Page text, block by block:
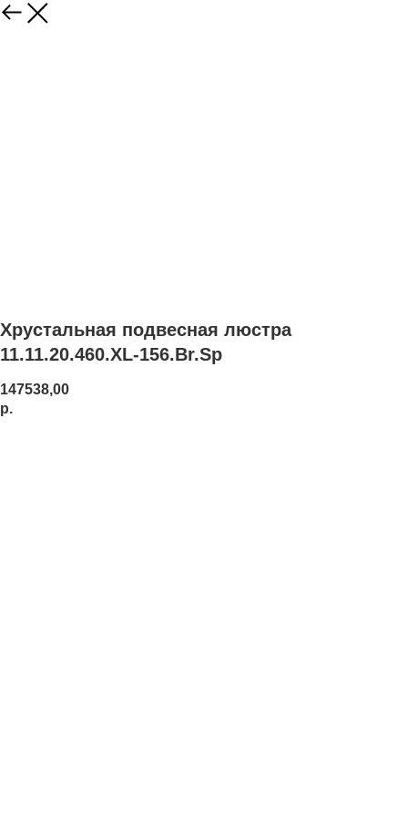
Хрустальная подвесная люстра
11.11.20.460.XL-156.Br.Sp
147538,00
р.